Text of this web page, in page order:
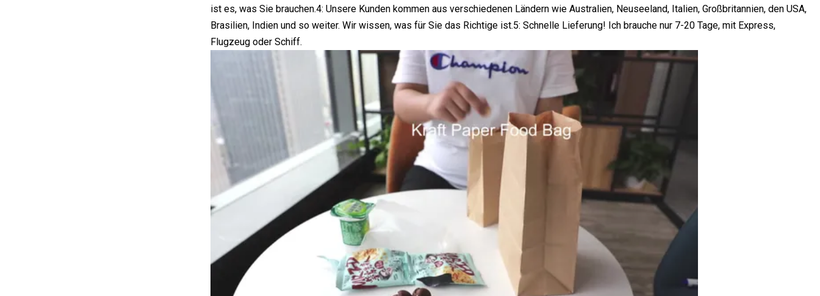
ist es, was Sie brauchen.4: Unsere Kunden kommen aus verschiedenen Ländern wie Australien, Neuseeland, Italien, Großbritannien, den USA,
Brasilien, Indien und so weiter. Wir wissen, was für Sie das Richtige ist.5: Schnelle Lieferung! Ich brauche nur 7-20 Tage, mit Express,
Flugzeug oder Schiff.